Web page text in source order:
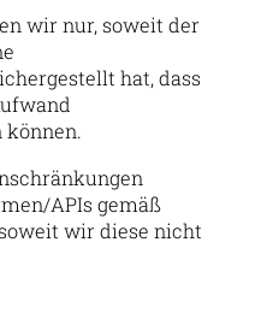
wir nur, soweit der
hat, dass
APIs gemäß
wir diese nicht